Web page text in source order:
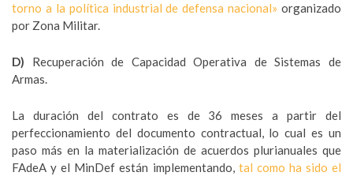
torno a la política industrial de defensa nacional» organizado
por Zona Militar.
D) Recuperación de Capacidad Operativa de Sistemas de
Armas.
La duración del contrato es de 36 meses a partir del
perfeccionamiento del documento contractual, lo cual es un
paso más en la materialización de acuerdos plurianuales que
FAdeA y el MinDef están implementando, tal como ha sido el